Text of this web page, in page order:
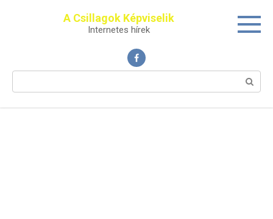
A Csillagok Képviselik
Internetes hírek
Поиск: